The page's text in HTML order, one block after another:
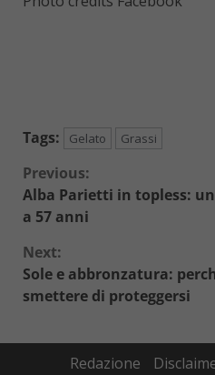
Tags: Gelato Grassi
Continue
Reading
Previous:
Alba Parietti in topless:
a 57 anni
Next:
Sole e abbronzatura:
smettere di proteggersi
Redazione